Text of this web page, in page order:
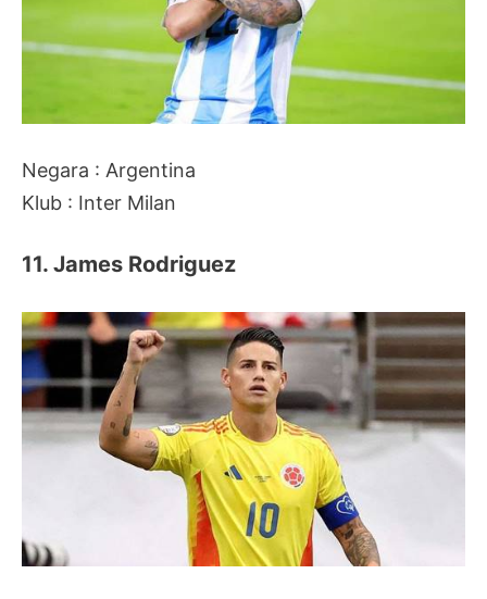
Negara : Argentina
Klub : Inter Milan
11. James Rodriguez